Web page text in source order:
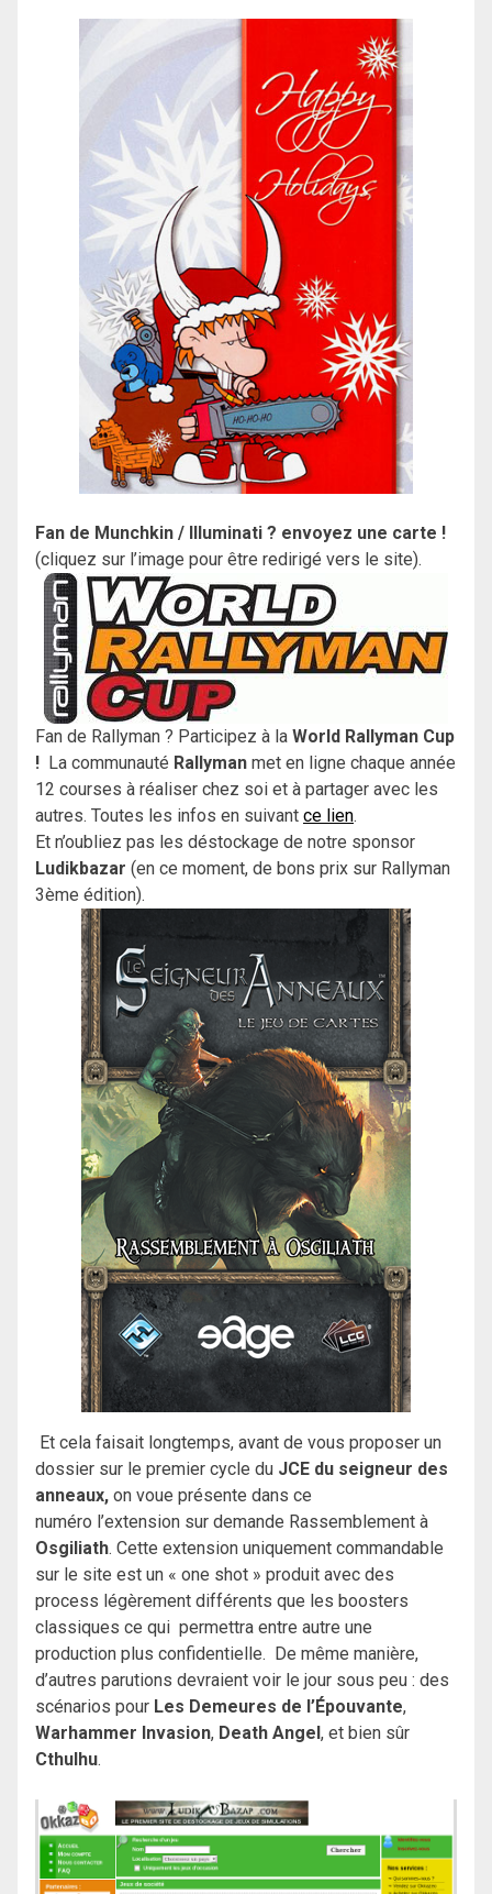
Fan de Munchkin / Illuminati ? envoyez une carte !
(cliquez sur l’image pour être redirigé vers le site).
Fan de Rallyman ? Participez à la World Rallyman Cup
! La communauté Rallyman met en ligne chaque année
12 courses à réaliser chez soi et à partager avec les
autres. Toutes les infos en suivant ce lien.
Et n’oubliez pas les déstockage de notre sponsor
Ludikbazar (en ce moment, de bons prix sur Rallyman
3ème édition).
Et cela faisait longtemps, avant de vous proposer un
dossier sur le premier cycle du JCE du seigneur des
anneaux, on voue présente dans ce
numéro l’extension sur demande Rassemblement à
Osgiliath. Cette extension uniquement commandable
sur le site est un « one shot » produit avec des
process légèrement différents que les boosters
classiques ce qui permettra entre autre une
production plus confidentielle. De même manière,
d’autres parutions devraient voir le jour sous peu : des
scénarios pour Les Demeures de l’Épouvante,
Warhammer Invasion, Death Angel, et bien sûr
Cthulhu.